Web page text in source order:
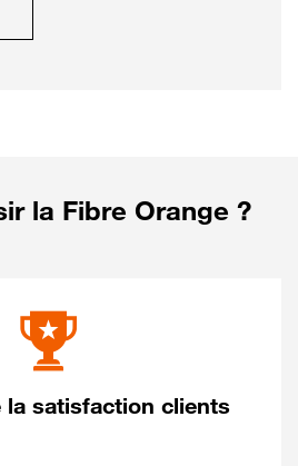
la Fibre Orange ?
la satisfaction clients